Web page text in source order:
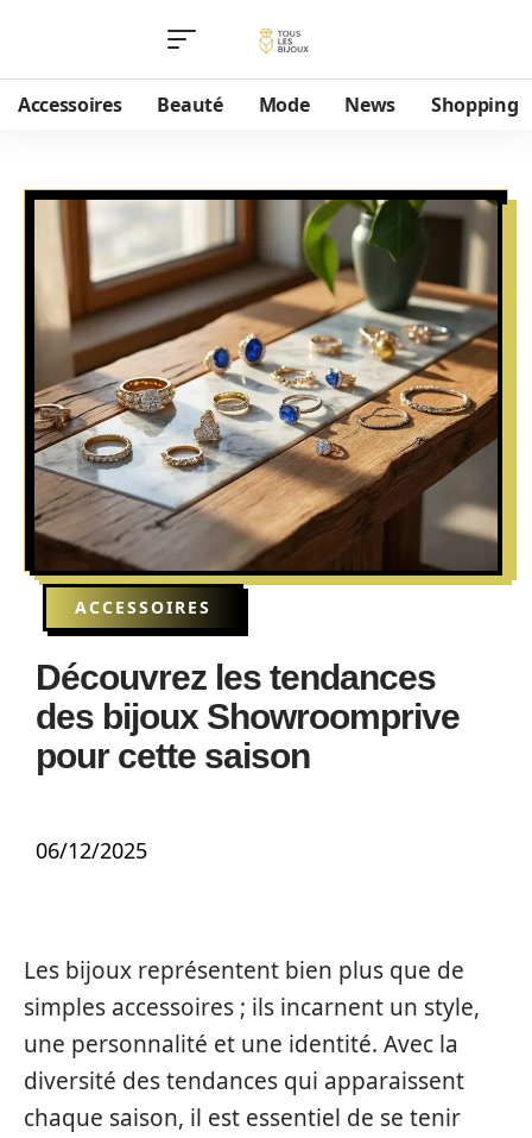
Accessoires Beauté Mode News Shopping
ACCESSOIRES
Découvrez les tendances
des bijoux Showroomprive
pour cette saison
06/12/2025
Les bijoux représentent bien plus que de
simples accessoires ; ils incarnent un style,
une personnalité et une identité. Avec la
diversité des tendances qui apparaissent
chaque saison, il est essentiel de se tenir